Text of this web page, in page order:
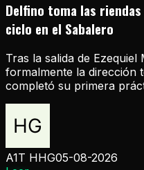
Delfino toma las
ciclo en el Sabalero
Tras la salida de
formalmente la dirección
completó su primera
A1T HHG05-08-2026